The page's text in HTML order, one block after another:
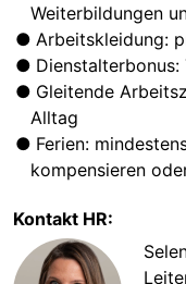
Weiterbildungen
Arbeitskleidung:
Gleitende
Alltag
Ferien:
kompensieren
Kontakt HR: